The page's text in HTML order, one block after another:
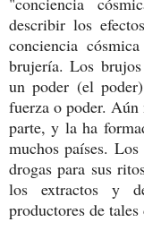
describir los
conciencia
brujería. Los
un poder (el
fuerza o poder.
parte, y la ha
muchos países.
drogas para sus
los extractos y
productores de tales